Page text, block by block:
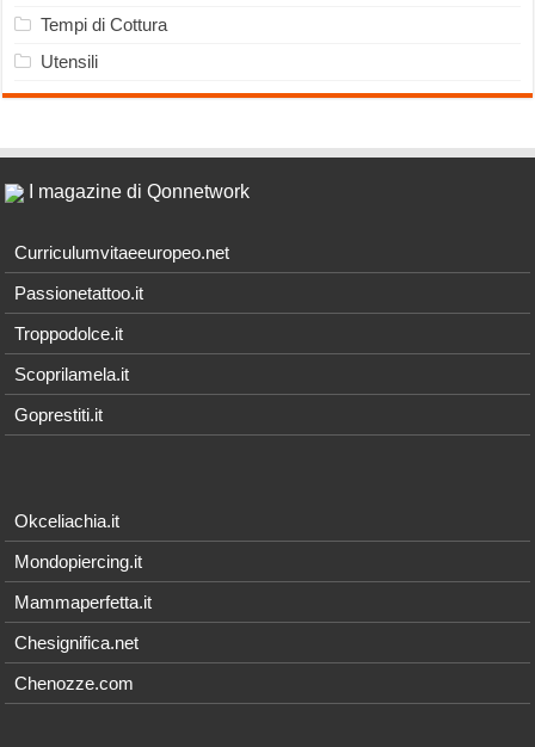
Tempi di Cottura
Utensili
I magazine di Qonnetwork
Curriculumvitaeeuropeo.net
Passionetattoo.it
Troppodolce.it
Scoprilamela.it
Goprestiti.it
Okceliachia.it
Mondopiercing.it
Mammaperfetta.it
Chesignifica.net
Chenozze.com